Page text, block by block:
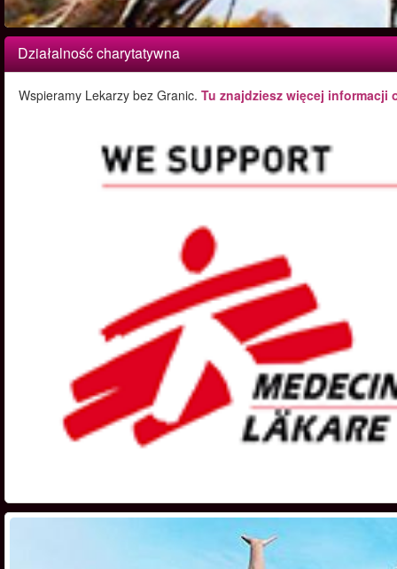
Działalność charytatywna
Wspieramy Lekarzy bez Granic. Tu znajdziesz więcej informacji